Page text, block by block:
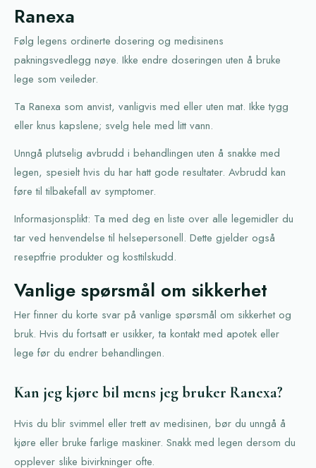
Ranexa
Følg legens ordinerte dosering og medisinens
pakningsvedlegg nøye. Ikke endre doseringen uten å bruke
lege som veileder.
Ta Ranexa som anvist, vanligvis med eller uten mat. Ikke tygg
eller knus kapslene; svelg hele med litt vann.
Unngå plutselig avbrudd i behandlingen uten å snakke med
legen, spesielt hvis du har hatt gode resultater. Avbrudd kan
føre til tilbakefall av symptomer.
Informasjonsplikt: Ta med deg en liste over alle legemidler du
tar ved henvendelse til helsepersonell. Dette gjelder også
reseptfrie produkter og kosttilskudd.
Vanlige spørsmål om sikkerhet
Her finner du korte svar på vanlige spørsmål om sikkerhet og
bruk. Hvis du fortsatt er usikker, ta kontakt med apotek eller
lege før du endrer behandlingen.
Kan jeg kjøre bil mens jeg bruker Ranexa?
Hvis du blir svimmel eller trett av medisinen, bør du unngå å
kjøre eller bruke farlige maskiner. Snakk med legen dersom du
opplever slike bivirkninger ofte.